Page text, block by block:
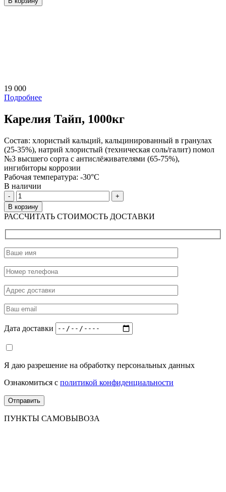
19 000
Подробнее
Карелия Тайп, 1000кг
Состав: хлористый кальций, кальцинированный в гранулах
(25-35%), натрий хлористый (техническая соль/галит) помол
№3 высшего сорта с антислёживателями (65-75%),
ингибиторы коррозии
Рабочая температура: -30°C
В наличии
Количество
В корзину
РАССЧИТАТЬ СТОИМОСТЬ ДОСТАВКИ
Дата доставки
Я даю разрешение на обработку персональных данных
Ознакомиться с политикой конфиденциальности
ПУНКТЫ САМОВЫВОЗА